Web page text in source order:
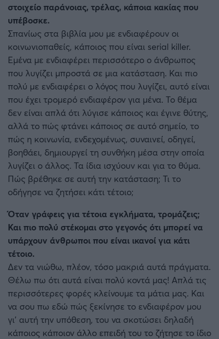
στοιχείο παράνοιας, τρέλας, κάποια κακίας που
υπέβοσκε.
Σπανίως στα βιβλία μου με ενδιαφέρουν οι
κοινωνιοπαθείς, κάποιος που είναι serial killer.
Εμένα με ενδιαφέρει περισσότερο ο άνθρωπος
που λυγίζει μπροστά σε μια κατάσταση. Και πιο
πολύ με ενδιαφέρει ο λόγος που λυγίζει, αυτό είναι
που έχει τρομερό ενδιαφέρον για μένα. Το θέμα
δεν είναι απλά ότι λύγισε κάποιος και έγινε θύτης,
αλλά το πώς φτάνει κάποιος σε αυτό σημείο, το
πώς η κοινωνία, ενδεχομένως, συναινεί, οδηγεί,
βοηθάει, δημιουργεί τη συνθήκη μέσα στην οποία
λυγίζει ο άλλος. Τα ίδια ισχύουν και για το θύμα.
Πώς βρέθηκε σε αυτή την κατάσταση; Τι το
οδήγησε να ζητήσει κάτι τέτοιο;
Όταν γράφεις για τέτοια εγκλήματα, τρομάζεις;
Και πιο πολύ στέκομαι στο γεγονός ότι μπορεί να
υπάρχουν άνθρωποι που είναι ικανοί για κάτι
τέτοιο.
Δεν τα νιώθω, πλέον, τόσο μακριά αυτά πράγματα.
Θέλω πω ότι αυτά είναι πολύ κοντά μας! Απλά τις
περισσότερες φορές κλείνουμε τα μάτια μας. Και
να σου πω εδώ πώς ξεκίνησε το ενδιαφέρον μου
γι’ αυτή την υπόθεση, του να σκοτώσει δηλαδή
κάποιος κάποιον άλλο επειδή του το ζήτησε το ίδιο